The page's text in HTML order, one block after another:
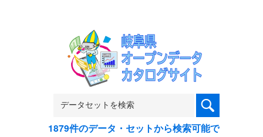
1879件のデータ・セットから検索可能で